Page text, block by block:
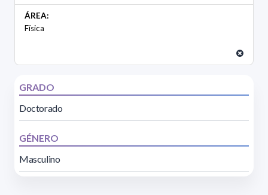
ÁREA:
Física
GRADO
Doctorado
GÉNERO
Masculino